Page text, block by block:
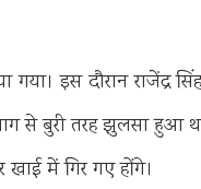
इस दौरान राजेंद्र
से बुरी तरह झुलसा हुआ
में गिर गए होंगे।